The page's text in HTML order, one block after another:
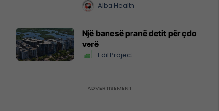
Alba Health
Një banesë pranë detit për çdo
verë
Edil Project